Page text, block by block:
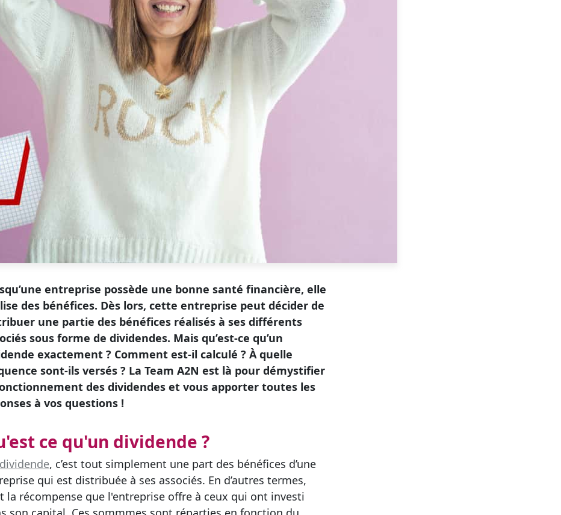
entreprise possède une bonne santé financière, elle
des bénéfices. Dès lors, cette entreprise peut décider de
une partie des bénéfices réalisés à ses différents
sous forme de dividendes. Mais qu’est-ce qu’un
exactement ? Comment est-il calculé ? À quelle
sont-ils versés ? La Team A2N est là pour démystifier
des dividendes et vous apporter toutes les
à vos questions !
ce qu'un dividende ?
dividende, c’est tout simplement une part des bénéfices d’une
qui est distribuée à ses associés. En d’autres termes,
la récompense que l'entreprise offre à ceux qui ont investi